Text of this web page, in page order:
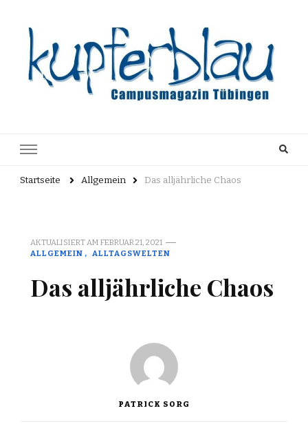
Archiv
Startseite Allgemein Das alljährliche Chaos
AKTUALISIERT AM FEBRUAR 21, 2021
ALLGEMEIN
ALLTAGSWELTEN
Das alljährliche Chaos
PATRICK SORG